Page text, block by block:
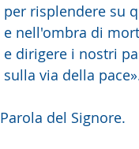
per risplendere su
e nell'ombra di
e dirigere i nostri
sulla via della
Parola del Signore.